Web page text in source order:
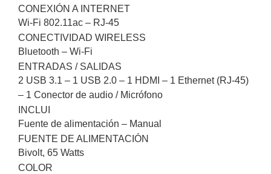
CONEXIÓN A INTERNET
Wi-Fi 802.11ac – RJ-45
CONECTIVIDAD WIRELESS
Bluetooth – Wi-Fi
ENTRADAS / SALIDAS
2 USB 3.1 – 1 USB 2.0 – 1 HDMI – 1 Ethernet (RJ-45)
– 1 Conector de audio / Micrófono
INCLUI
Fuente de alimentación – Manual
FUENTE DE ALIMENTACIÓN
Bivolt, 65 Watts
COLOR